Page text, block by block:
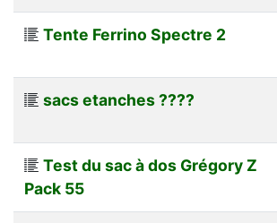
Tente Ferrino Spectre 2
sacs etanches ????
Test du sac à dos Grégory Z
Pack 55